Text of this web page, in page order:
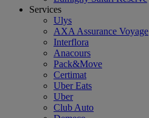
Services
Ulys
AXA Assurance Voyage
Interflora
Anacours
Pack&Move
Certimat
Uber Eats
Uber
Club Auto